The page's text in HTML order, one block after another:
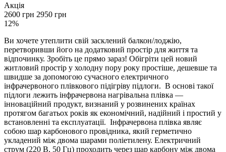
Акція
2600 грн 2950 грн
12%
Ви хочете утеплити свій засклений балкон/лоджію,
перетворивши його на додатковий простір для життя та
відпочинку. Зробіть це прямо зараз! Обігріти цей новий
житловий простір у холодну пору року простіше, дешевше та
швидше за допомогою сучасного електричного
інфрачервоного плівкового підігріву підлоги. В основі такої
підлоги лежить інфрачервона нагрівальна плівка —
інноваційний продукт, визнаний у розвинених країнах
протягом багатьох років як економічний, надійний і простий у
встановленні та експлуатації. Інфрачервона плівка являє
собою шар карбонового провідника, який герметично
укладений між двома шарами поліетилену. Електричний
струм (220 В, 50 Гц) проходить через шар карбону між двома